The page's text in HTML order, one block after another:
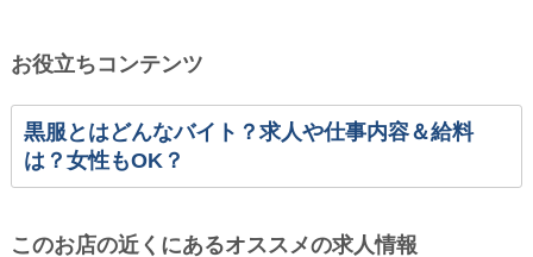
お役立ちコンテンツ
黒服とはどんなバイト？求人や仕事内容＆給料
は？女性もOK？
このお店の近くにあるオススメの求人情報